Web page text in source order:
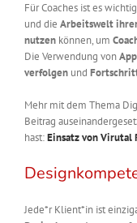
Für Coaches ist es
und die Arbeitswelt
nutzenkönnen, um
Die Verwendung von
verfolgenund
Mehr mit dem Thema
Beitrag
hast:Einsatz von Virutal
Jede*r Klient*in ist